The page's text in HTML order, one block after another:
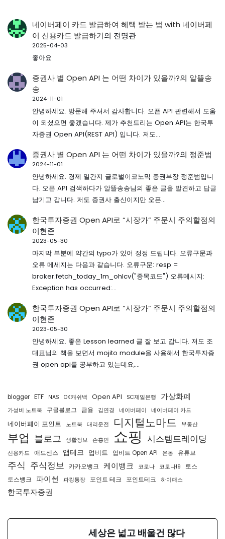
네이버페이 카드 발급하여 혜택 받는 법 with 네이버페
이 신용카드 발급하기의 전명관
2025-04-03
좋아요
증권사 별 Open API 는 어떤 차이가 있을까?의 알뜰송
송
2024-11-01
안녕하세요. 방문해 주셔서 감사합니다. 오픈 API 관련해서 도움
이 되셨으면 좋겠습니다. 제가 추천드리는 Open API는 한국투
자증권 Open API(REST API) 입니다. 저도…
증권사 별 Open API 는 어떤 차이가 있을까?의 정준범
2024-11-01
안녕하세요. 경제 일간지 글로벌이코노믹 증권부장 정준범입니
다. 오픈 API 검색하다가 알뜰송송님의 좋은 글을 발견하고 답글
남기고 갑니다. 저도 증권사 출신이지만 오픈…
한국투자증권 Open API로 “시장가” 주문시 주의할점의
이현준
2023-05-30
마지막 부분에 약간의 typo가 있어 정정 드립니다. 오류구문과
오류 메세지는 다음과 같습니다. 오류구문: resp =
broker.fetch_today_1m_ohlcv("종목코드") 오류메시지:
Exception has occurred:…
한국투자증권 Open API로 “시장가” 주문시 주의할점의
이현준
2023-05-30
안녕하세요. 좋은 Lesson learned 글 잘 보고 갑니다. 저도 조
대표님의 책을 보면서 mojito module을 사용해서 한국투자증
권 open api를 공부하고 있는데요,…
blogger ETF NAS OK캐쉬백 Open API SC제일은행 가상화폐
가성비 노트북 구글블로그 금융 김연경 네이버페이 네이버페이 카드
네이버페이 포인트 노트북 대리운전 디지털노마드 부동산
부업 블로그 생활정보 손흥민 쇼핑 시스템트레이딩
신용카드 애드센스 앱테크 업비트 업비트 Open API 운동 유튜브
주식 주식정보 카카오뱅크 케이뱅크 코로나 코로나19
토스
토스뱅크
파이썬 파킹통장 포인트 테크 포인트테크 하이패스
한국투자증권
세상은 넓고 배울건 많다